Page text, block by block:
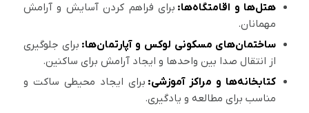
هتل‌ها و اقامتگاه‌ها: برای فراهم کردن آسایش و آرامش
مهمانان.
ساختمان‌های مسکونی لوکس و آپارتمان‌ها: برای جلوگیری
از انتقال صدا بین واحدها و ایجاد آرامش برای ساکنین.
کتابخانه‌ها و مراکز آموزشی: برای ایجاد محیطی ساکت و
مناسب برای مطالعه و یادگیری.